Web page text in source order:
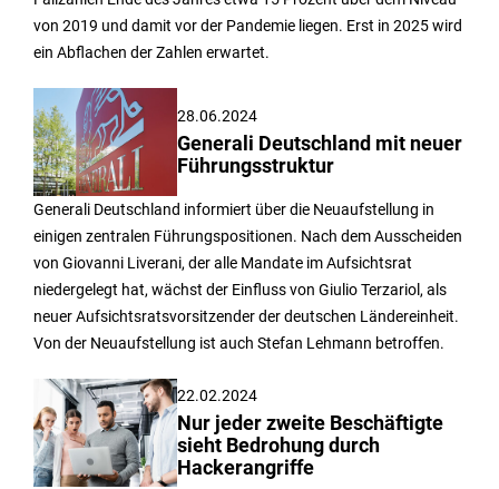
von 2019 und damit vor der Pandemie liegen. Erst in 2025 wird
ein Abflachen der Zahlen erwartet.
28.06.2024
Generali Deutschland mit neuer
Führungsstruktur
Generali Deutschland informiert über die Neuaufstellung in
einigen zentralen Führungspositionen. Nach dem Ausscheiden
von Giovanni Liverani, der alle Mandate im Aufsichtsrat
niedergelegt hat, wächst der Einfluss von Giulio Terzariol, als
neuer Aufsichtsratsvorsitzender der deutschen Ländereinheit.
Von der Neuaufstellung ist auch Stefan Lehmann betroffen.
22.02.2024
Nur jeder zweite Beschäftigte
sieht Bedrohung durch
Hackerangriffe